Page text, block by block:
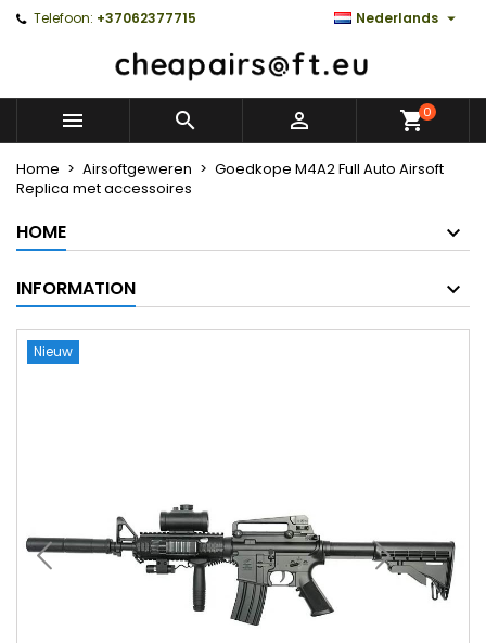
Telefoon: +37062377715 Nederlands 
   0
Home Airsoftgeweren
Goedkope M4A2 Full Auto Airsoft
Replica met accessoires
HOME
INFORMATION
Nieuw